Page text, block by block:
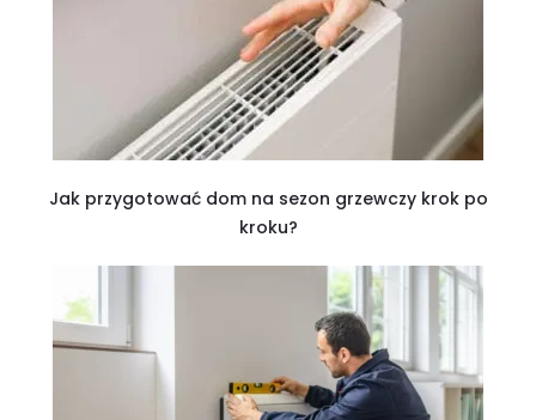
Jak przygotować dom na sezon grzewczy krok po
kroku?